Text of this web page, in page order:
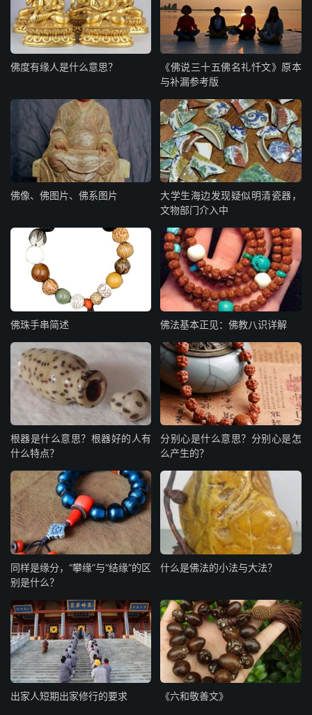
佛度有缘人是什么意思？
《佛说三十五佛名礼忏文》原本
与补漏参考版
佛像、佛图片、佛系图片
大学生海边发现疑似明清瓷器，
文物部门介入中
佛珠手串简述 佛法基本正见：佛教八识详解
根器是什么意思？根器好的人有
什么特点？
分别心是什么意思？分别心是怎
么产生的？
同样是缘分，“攀缘”与“结缘”的区
别是什么？
什么是佛法的小法与大法？
出家人短期出家修行的要求 《六和敬善文》